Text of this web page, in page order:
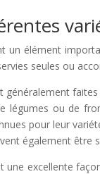
un élément
seules ou
généralement
légumes ou de
pour leur
également être
une excellente